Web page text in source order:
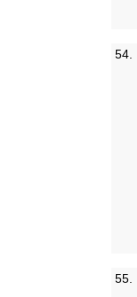
54.
55.